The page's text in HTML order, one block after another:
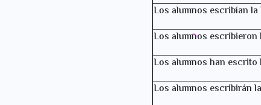
Los alumnos escribían
Los alumnos
Los alumnos han
Los alumnos escribirán